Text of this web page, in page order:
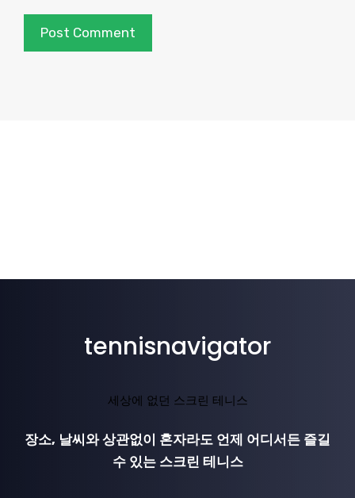
tennisnavigator
세상에 없던 스크린 테니스
장소, 날씨와 상관없이 혼자라도 언제 어디서든 즐길
수 있는 스크린 테니스